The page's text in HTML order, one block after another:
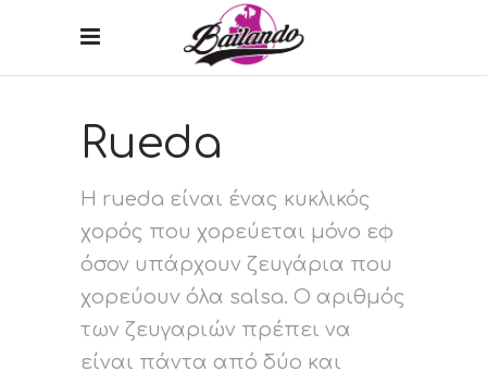
Rueda
Η rueda είναι ένας κυκλικός
χορός που χορεύεται μόνο εφ
όσον υπάρχουν ζευγάρια που
χορεύουν όλα salsa. Ο αριθμός
των ζευγαριών πρέπει να
είναι πάντα από δύο και